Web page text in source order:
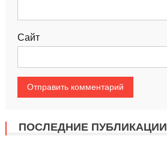
Сайт
ПОСЛЕДНИЕ ПУБЛИКАЦИИ